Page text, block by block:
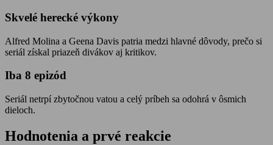
Skvelé herecké výkony
Alfred Molina a Geena Davis patria medzi hlavné dôvody, prečo si
seriál získal priazeň divákov aj kritikov.
Iba 8 epizód
Seriál netrpí zbytočnou vatou a celý príbeh sa odohrá v ôsmich
dieloch.
Hodnotenia a prvé reakcie